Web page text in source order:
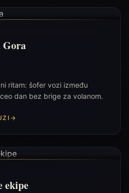
ritam: šofer vozi između
dan bez brige za volanom.
→
ekipe